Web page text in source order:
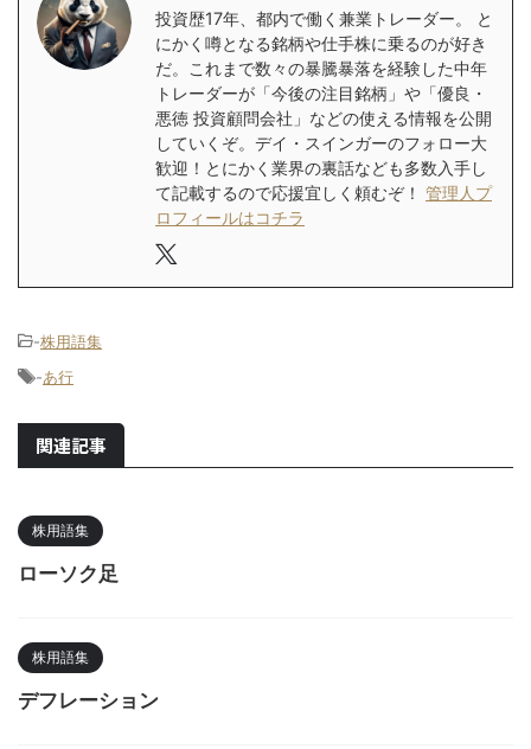
投資歴17年、都内で働く兼業トレーダー。 と
にかく噂となる銘柄や仕手株に乗るのが好き
だ。これまで数々の暴騰暴落を経験した中年
トレーダーが「今後の注目銘柄」や「優良・
悪徳 投資顧問会社」などの使える情報を公開
していくぞ。デイ・スインガーのフォロー大
歓迎！とにかく業界の裏話なども多数入手し
て記載するので応援宜しく頼むぞ！ 管理人プ
ロフィールはコチラ
-株用語集
-あ行
関連記事
株用語集
ローソク足
株用語集
デフレーション